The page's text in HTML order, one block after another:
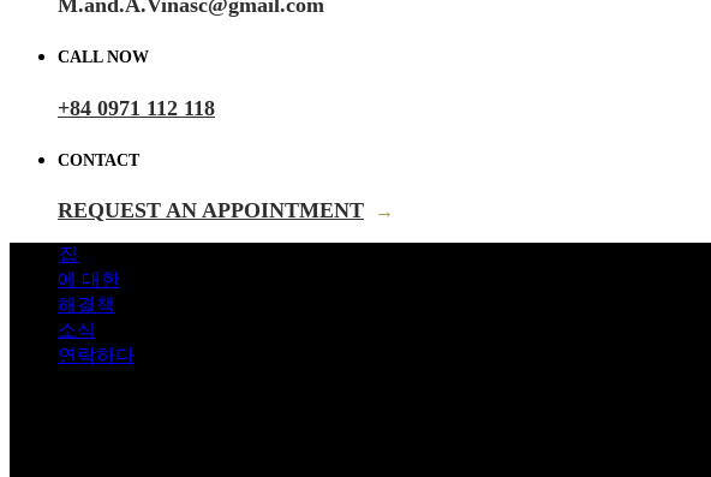
CALL NOW
+84 0971 112 118
CONTACT
REQUEST AN APPOINTMENT →
집
에 대한
해결책
소식
연락하다